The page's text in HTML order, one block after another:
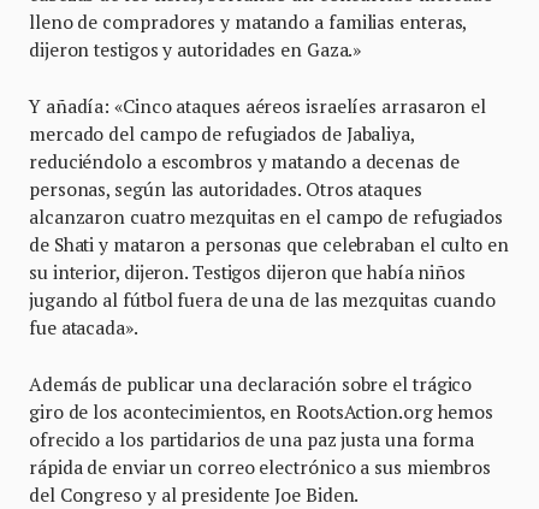
lleno de compradores y matando a familias enteras,
dijeron testigos y autoridades en Gaza.»
Y añadía: «Cinco ataques aéreos israelíes arrasaron el
mercado del campo de refugiados de Jabaliya,
reduciéndolo a escombros y matando a decenas de
personas, según las autoridades. Otros ataques
alcanzaron cuatro mezquitas en el campo de refugiados
de Shati y mataron a personas que celebraban el culto en
su interior, dijeron. Testigos dijeron que había niños
jugando al fútbol fuera de una de las mezquitas cuando
fue atacada».
Además de publicar una declaración sobre el trágico
giro de los acontecimientos, en RootsAction.org hemos
ofrecido a los partidarios de una paz justa una forma
rápida de enviar un correo electrónico a sus miembros
del Congreso y al presidente Joe Biden.